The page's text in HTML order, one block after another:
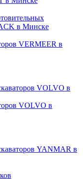
в Минске
VERMEER в
VOLVO в
VOLVO в
YANMAR в